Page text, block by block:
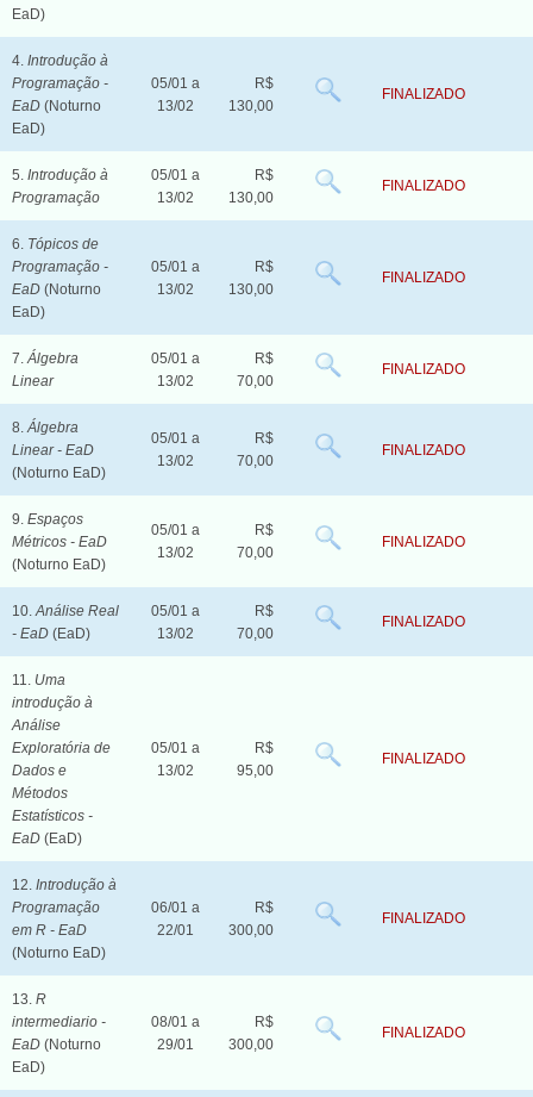
EaD)
4. Introdução à
Programação -
EaD (Noturno
EaD)
05/01 a
13/02
R$
130,00
FINALIZADO
5. Introdução à
Programação
05/01 a
13/02
R$
130,00
FINALIZADO
6. Tópicos de
Programação -
EaD (Noturno
EaD)
05/01 a
13/02
R$
130,00
FINALIZADO
7. Álgebra
Linear
05/01 a
13/02
R$
70,00
FINALIZADO
8. Álgebra
Linear - EaD
(Noturno EaD)
05/01 a
13/02
R$
70,00
FINALIZADO
9. Espaços
Métricos - EaD
(Noturno EaD)
05/01 a
13/02
R$
70,00
FINALIZADO
10. Análise Real
- EaD (EaD)
05/01 a
13/02
R$
70,00
FINALIZADO
11. Uma
introdução à
Análise
Exploratória de
Dados e
Métodos
Estatísticos -
EaD (EaD)
05/01 a
13/02
R$
95,00
FINALIZADO
12. Introdução à
Programação
em R - EaD
(Noturno EaD)
06/01 a
22/01
R$
300,00
FINALIZADO
13. R
intermediario -
EaD (Noturno
EaD)
08/01 a
29/01
R$
300,00
FINALIZADO